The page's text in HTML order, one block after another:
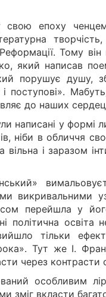
свою епоху
Тому
який написав
порушує душу,
і поступові».
до наших
написані у
ніби в обличчя
і заразом
викривальними
перейшла у
політична
тільки
Тут же І.
через контрасти
особливим
зміг вкласти